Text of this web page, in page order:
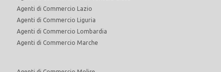
Agenti di Commercio Lazio
Agenti di Commercio Liguria
Agenti di Commercio Lombardia
Agenti di Commercio Marche